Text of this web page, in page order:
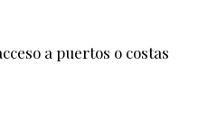
a puertos o costas